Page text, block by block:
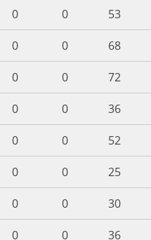
0 0
53
0 0
68
0 0
72
0 0
36
0 0
52
0 0
25
0 0
30
0 0
36